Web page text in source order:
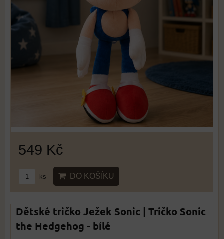
549 Kč
ks DO KOŠÍKU
Dětské tričko Ježek Sonic | Tričko Sonic
the Hedgehog - bílé